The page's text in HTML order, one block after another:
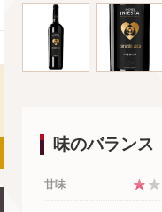
味のバランス
甘味